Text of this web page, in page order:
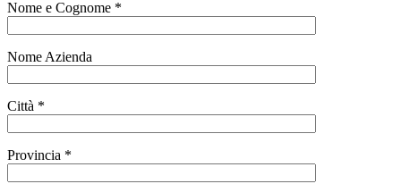
Nome e Cognome *
Nome Azienda
Città *
Provincia *